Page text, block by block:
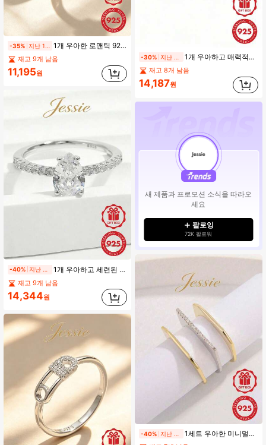
-35% 1개 우아한 로맨틱 925 실버 큐빅 지르코니아 하트 디자인 반지, 여성 데이트 파티 선물
재고 9개 남음
11,195원
-40% 1개 우아하고 세련된 클래식 미니멀리스트 샤이니 925 실버 물방울 솔리테어 반지, 여성, 약혼, 결혼, 데이트, 파티 선물에 적합
재고 9개 남음
14,344원
-30% 1개 우아하고 매력적인 클래식 샤이니 925 실버 비대칭 크리스크로스 큐빅 지르코니아 반지, 여성을 위한 매력적인 선물
재고 8개 남음
14,187원
새 제품과 프로모션 소식을 따라오
세요
팔로잉
72K 팔로워
-40% 1세트 우아한 미니멀리스트 패셔너블한 절묘한 925 스털링 실버 큐빅 지르코니아 3겹 스택형 반지, 여성의 일상 매칭, 데이트, 파티, 우아함 향상, 선물에 적합